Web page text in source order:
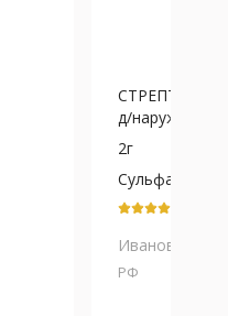
СТРЕПТОЦИД
д/наружн.
2г
Ивановская
РФ